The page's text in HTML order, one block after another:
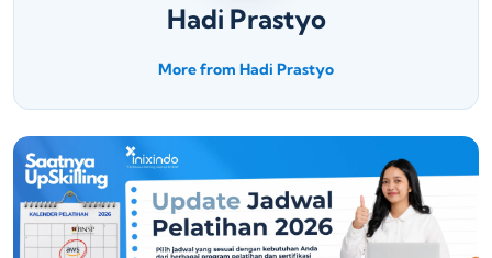
Hadi Prastyo
More from Hadi Prastyo